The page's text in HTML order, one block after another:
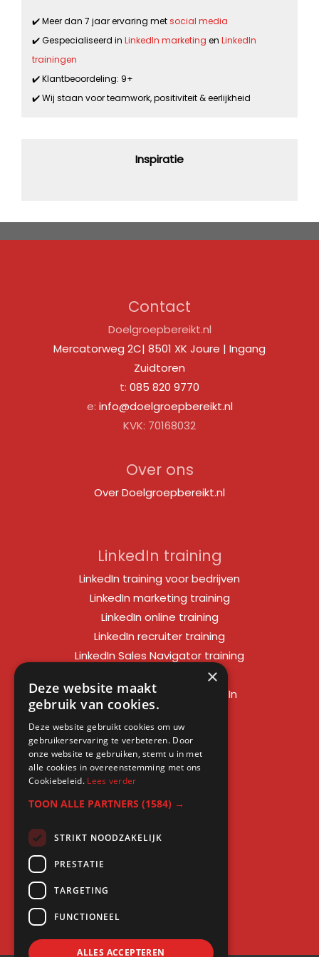
✔️ Meer dan 7 jaar ervaring metsocial media
✔️ Gespecialiseerd in LinkedIn marketing en LinkedIn
trainingen
✔️ Klantbeoordeling: 9+
✔️ Wij staan voor teamwork, positiviteit & eerlijkheid
Inspiratie
Contact
Doelgroepbereikt.nl
Mercatorweg 2C| 8501 XK Joure | Ingang
Zuidtoren
t: 085 820 9770
e: info@doelgroepbereikt.nl
KVK: 70168032
Over ons
Over Doelgroepbereikt.nl
LinkedIn training
LinkedIn training voor bedrijven
LinkedIn marketing training
LinkedIn online training
LinkedIn recruiter training
LinkedIn Sales Navigator training
LinkedIn sales training
Social media training LinkedIn
LinkedIn expert training
LinkedIn workshop
LinkedIn cursus
Cursus LinkedIn zakelijk
LinkedIn profielcheck
×
Deze website maakt
gebruik van cookies.
Deze website gebruikt cookies om uw
gebruikerservaring te verbeteren. Door
onze website te gebruiken, stemt u in met
alle cookies in overeenstemming met ons
Cookiebeleid. Lees verder
TOON ALLE PARTNERS (1584) →
STRIKT NOODZAKELIJK
PRESTATIE
TARGETING
FUNCTIONEEL
ALLES ACCEPTEREN